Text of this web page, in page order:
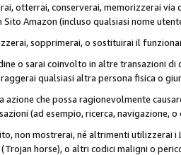
otterrai, conserverai, memorizzerai
Sito Amazon (incluso qualsiasi nome
sopprimerai, o sostituirai il
o sarai coinvolto in altre transazioni
qualsiasi altra persona fisica o
azione che possa ragionevolmente
(ad esempio, ricerca, navigazione,
non mostrerai, né altrimenti utilizzerai
horse), o altri codici maligni o